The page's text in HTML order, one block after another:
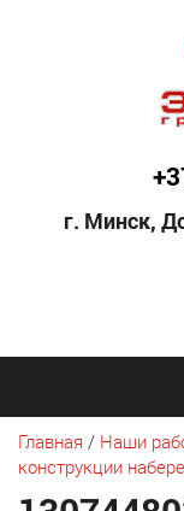
г. Минск,
Главная / Наши
конструкции